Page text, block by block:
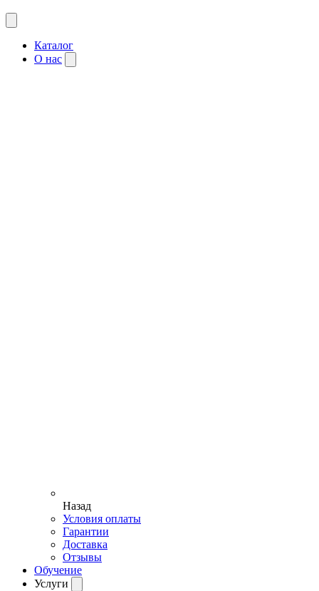
Каталог
О нас
Назад
Условия оплаты
Гарантии
Доставка
Отзывы
Обучение
Услуги